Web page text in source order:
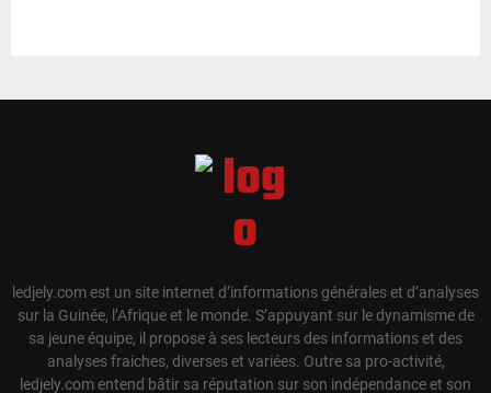
ledjely.com est un site internet d’informations générales et d’analyses
sur la Guinée, l’Afrique et le monde. S’appuyant sur le dynamisme de
sa jeune équipe, il propose à ses lecteurs des informations et des
analyses fraiches, diverses et variées. Outre sa pro-activité,
ledjely.com entend bâtir sa réputation sur son indépendance et son